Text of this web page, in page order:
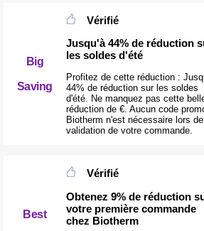
Big
Saving
Vérifié
Jusqu'à 44% de réduction
les soldes d'été
Profitez de cette réduction :
44% de réduction sur les soldes
d'été. Ne manquez pas cette
réduction de €. Aucun code
Biotherm n'est nécessaire lors
validation de votre commande.
Best
Vérifié
Obtenez 9% de réduction
votre première commande
chez Biotherm